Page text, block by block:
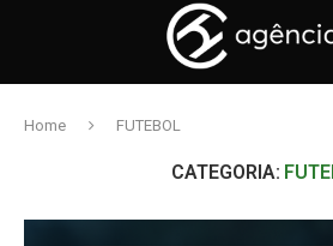
Home FUTEBOL
CATEGORIA: